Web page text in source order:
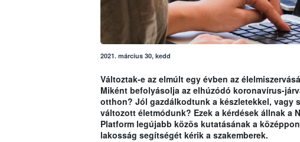
2021. március 30, kedd
Változtak-e az elmúlt egy évben az
Miként befolyásolja az elhúzódó koronavírus-
otthon? Jól gazdálkodtunk a készletekkel, vagy
változott életmódunk? Ezek a kérdések állnak a
Platform legújabb közös kutatásának a
lakosság segítségét kérik a szakemberek.